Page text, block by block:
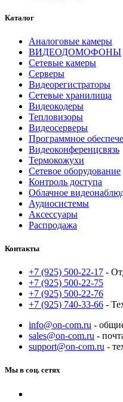
Каталог
Аналоговые камеры
ВИДЕОДОМОФОНЫ
Сетевые камеры
Серверы
Видеорегистраторы
Сетевые хранилища
Видеокодеры
Тепловизоры
Видеосерверы
Программное
Видеоконференцсвязь
Термокожухи
Сетевое оборудование
Контроль доступа
Облачное
Аудиосистемы
Аксессуары
Распродажа
Контакты
+7 (925) 500-22-17 -
+7 (925) 500-22-75
+7 (925) 500-22-76
+7 (925) 740-33-66 -
info@on-com.ru -
sales@on-com.ru -
support@on-com.ru -
Мы в соц. сетях